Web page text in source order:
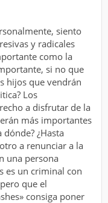
siento
y radicales
como la
si no que
hijos que vendrán
Los
a disfrutar de la
más importantes
¿Hasta
a renunciar a la
una persona
es un criminal con
que el
consiga poner